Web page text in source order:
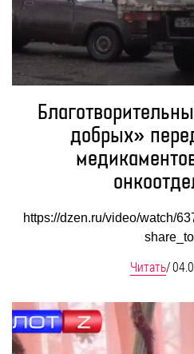
добрых»
https://dzen.ru/video/watch/
Читать/